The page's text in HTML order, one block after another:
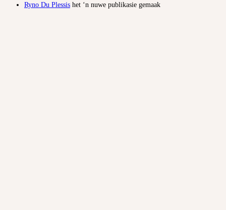
Ryno Du Plessis het ‘n nuwe publikasie gemaak